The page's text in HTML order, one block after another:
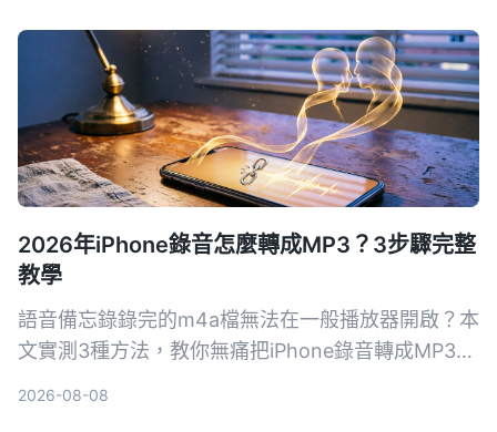
案。
2026年iPhone錄音怎麼轉成MP3？3步驟完整
教學
語音備忘錄錄完的m4a檔無法在一般播放器開啟？本
文實測3種方法，教你無痛把iPhone錄音轉成MP3，
2026-08-08